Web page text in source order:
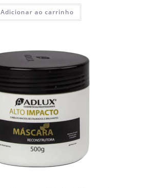
Adicionar ao carrinho